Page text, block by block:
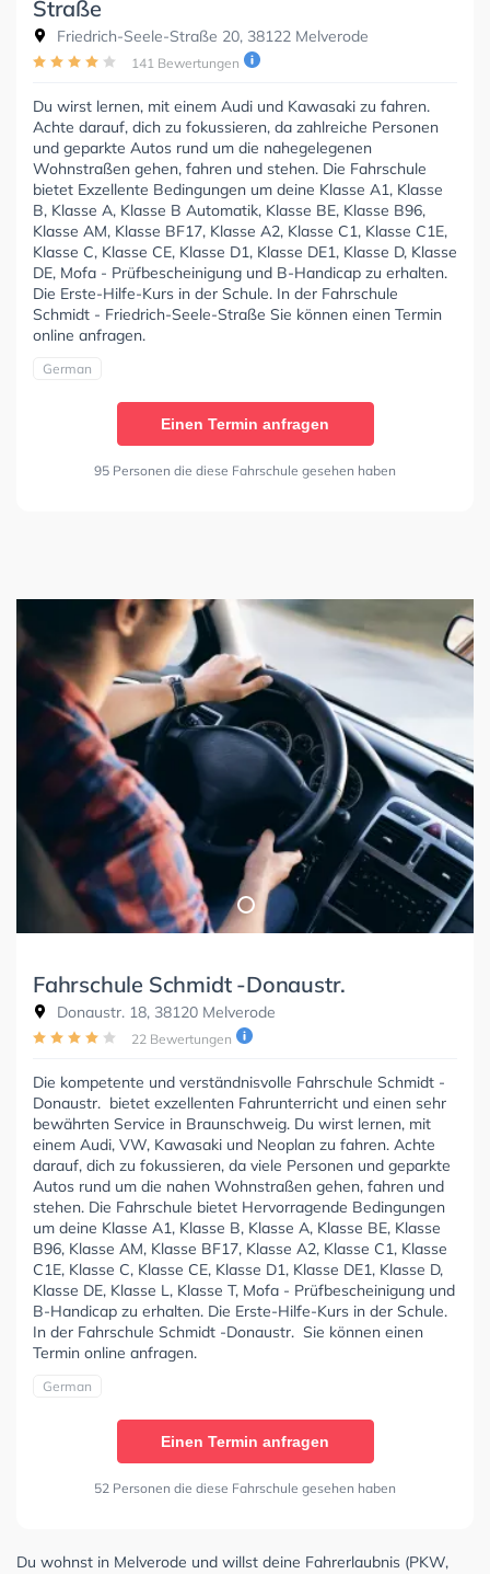
Straße
Friedrich-Seele-Straße 20, 38122 Melverode
141 Bewertungen
Du wirst lernen, mit einem Audi und Kawasaki zu fahren.
Achte darauf, dich zu fokussieren, da zahlreiche Personen
und geparkte Autos rund um die nahegelegenen
Wohnstraßen gehen, fahren und stehen. Die Fahrschule
bietet Exzellente Bedingungen um deine Klasse A1, Klasse
B, Klasse A, Klasse B Automatik, Klasse BE, Klasse B96,
Klasse AM, Klasse BF17, Klasse A2, Klasse C1, Klasse C1E,
Klasse C, Klasse CE, Klasse D1, Klasse DE1, Klasse D, Klasse
DE, Mofa - Prüfbescheinigung und B-Handicap zu erhalten.
Die Erste-Hilfe-Kurs in der Schule. In der Fahrschule
Schmidt - Friedrich-Seele-Straße Sie können einen Termin
online anfragen.
German
Einen Termin anfragen
95 Personen die diese Fahrschule gesehen haben
Fahrschule Schmidt -Donaustr.
Donaustr. 18, 38120 Melverode
22 Bewertungen
Die kompetente und verständnisvolle Fahrschule Schmidt -
Donaustr. bietet exzellenten Fahrunterricht und einen sehr
bewährten Service in Braunschweig. Du wirst lernen, mit
einem Audi, VW, Kawasaki und Neoplan zu fahren. Achte
darauf, dich zu fokussieren, da viele Personen und geparkte
Autos rund um die nahen Wohnstraßen gehen, fahren und
stehen. Die Fahrschule bietet Hervorragende Bedingungen
um deine Klasse A1, Klasse B, Klasse A, Klasse BE, Klasse
B96, Klasse AM, Klasse BF17, Klasse A2, Klasse C1, Klasse
C1E, Klasse C, Klasse CE, Klasse D1, Klasse DE1, Klasse D,
Klasse DE, Klasse L, Klasse T, Mofa - Prüfbescheinigung und
B-Handicap zu erhalten. Die Erste-Hilfe-Kurs in der Schule.
In der Fahrschule Schmidt -Donaustr. Sie können einen
Termin online anfragen.
German
Einen Termin anfragen
52 Personen die diese Fahrschule gesehen haben
Du wohnst in Melverode und willst deine Fahrerlaubnis (PKW,